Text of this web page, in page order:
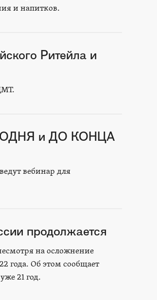
и напитков.
Ритейла и
и ДО КОНЦА
вебинар для
продолжается
на осложнение
года. Об этом сообщает
21 год.